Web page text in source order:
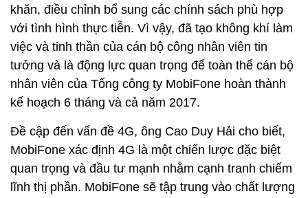
khăn, điều chỉnh bổ sung các chính sách phù hợp
với tình hình thực tiễn. Vì vậy, đã tạo không khí làm
việc và tinh thần của cán bộ công nhân viên tin
tưởng và là động lực quan trọng để toàn thể cán bộ
nhân viên của Tổng công ty MobiFone hoàn thành
kế hoạch 6 tháng và cả năm 2017.
Đề cập đến vấn đề 4G, ông Cao Duy Hải cho biết,
MobiFone xác định 4G là một chiến lược đặc biệt
quan trọng và đầu tư mạnh nhằm cạnh tranh chiếm
lĩnh thị phần. MobiFone sẽ tập trung vào chất lượng